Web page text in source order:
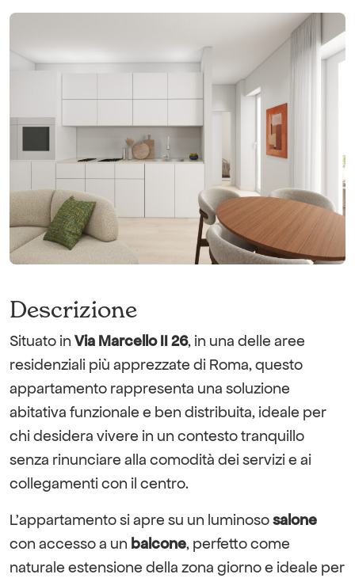
Descrizione
Situato in Via Marcello II 26, in una delle aree
residenziali più apprezzate di Roma, questo
appartamento rappresenta una soluzione
abitativa funzionale e ben distribuita, ideale per
chi desidera vivere in un contesto tranquillo
senza rinunciare alla comodità dei servizi e ai
collegamenti con il centro.
L’appartamento si apre su un luminososalone
con accesso a un balcone, perfetto come
naturale estensione della zona giorno e ideale per
GOLD
esclusivi: la scelta perfetta per chi cerca il massimo.
Prezzo dell'appartamento
€ 310.000
Configura l'appartamento
Prezzo finale dell'appartamento
€ 310.000
Richiedi configurazione
Vuoi delle forniture ancora più premium?
Arreda con il Pacchetto Gold